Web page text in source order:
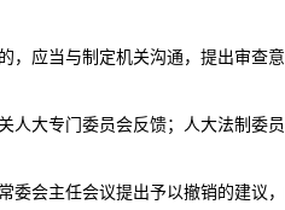
应当与制定机关沟通，提出审查
大专门委员会反馈；人大法制委
会主任会议提出予以撤销的建议